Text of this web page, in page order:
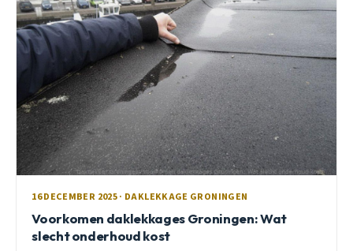
16 DECEMBER 2025 · DAKLEKKAGE GRONINGEN
Voorkomen daklekkages Groningen: Wat
slecht onderhoud kost